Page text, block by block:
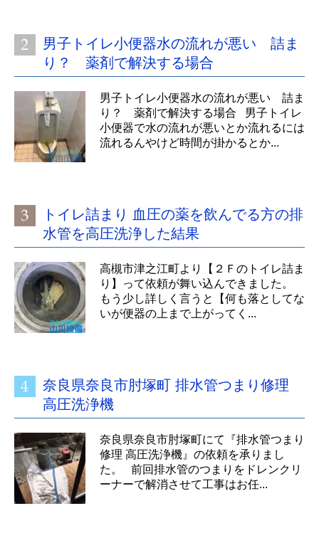
男子トイレ小便器水の流れが悪い 詰ま
り？ 薬剤で解決する場合
男子トイレ小便器水の流れが悪い 詰ま
り？ 薬剤で解決する場合 男子トイレ
小便器で水の流れが悪いとか流れるには
流れるんやけど時間が掛かるとか...
トイレ詰まり 血圧の薬を飲んでる方の排
水管を高圧洗浄した結果
高槻市津之江町より【２Ｆのトイレ詰ま
り】って依頼が舞い込んできました。
もう少し詳しく言うと【何も落としてな
いが便器の上まで上がってく...
奈良県奈良市肘塚町 排水管つまり修理
高圧洗浄機
奈良県奈良市肘塚町にて『排水管つまり
修理 高圧洗浄機』の依頼を承りまし
た。 前回排水管のつまりをドレンクリ
ーナーで解消させて工事はお任...